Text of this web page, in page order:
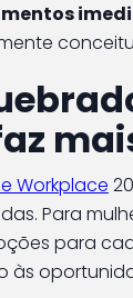
Workplace
Para
para
às